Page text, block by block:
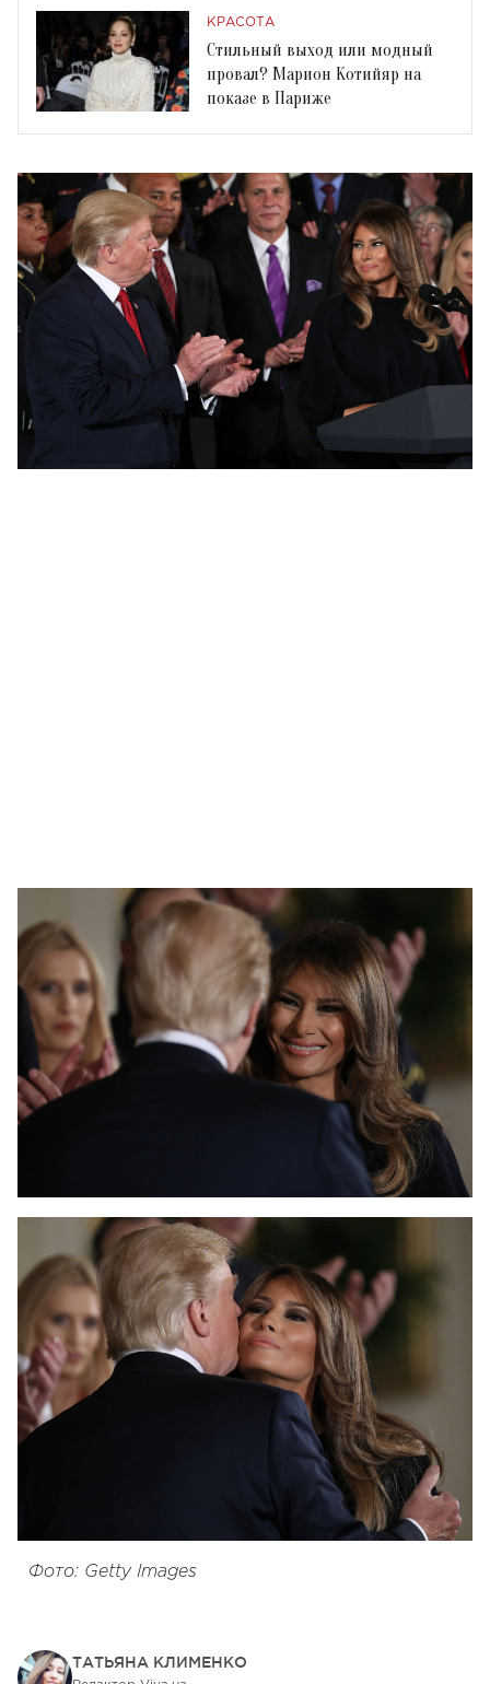
КРАСОТА
Стильный выход или модный
провал? Марион Котийяр на
показе в Париже
Фото: Getty Images
ТАТЬЯНА КЛИМЕНКО